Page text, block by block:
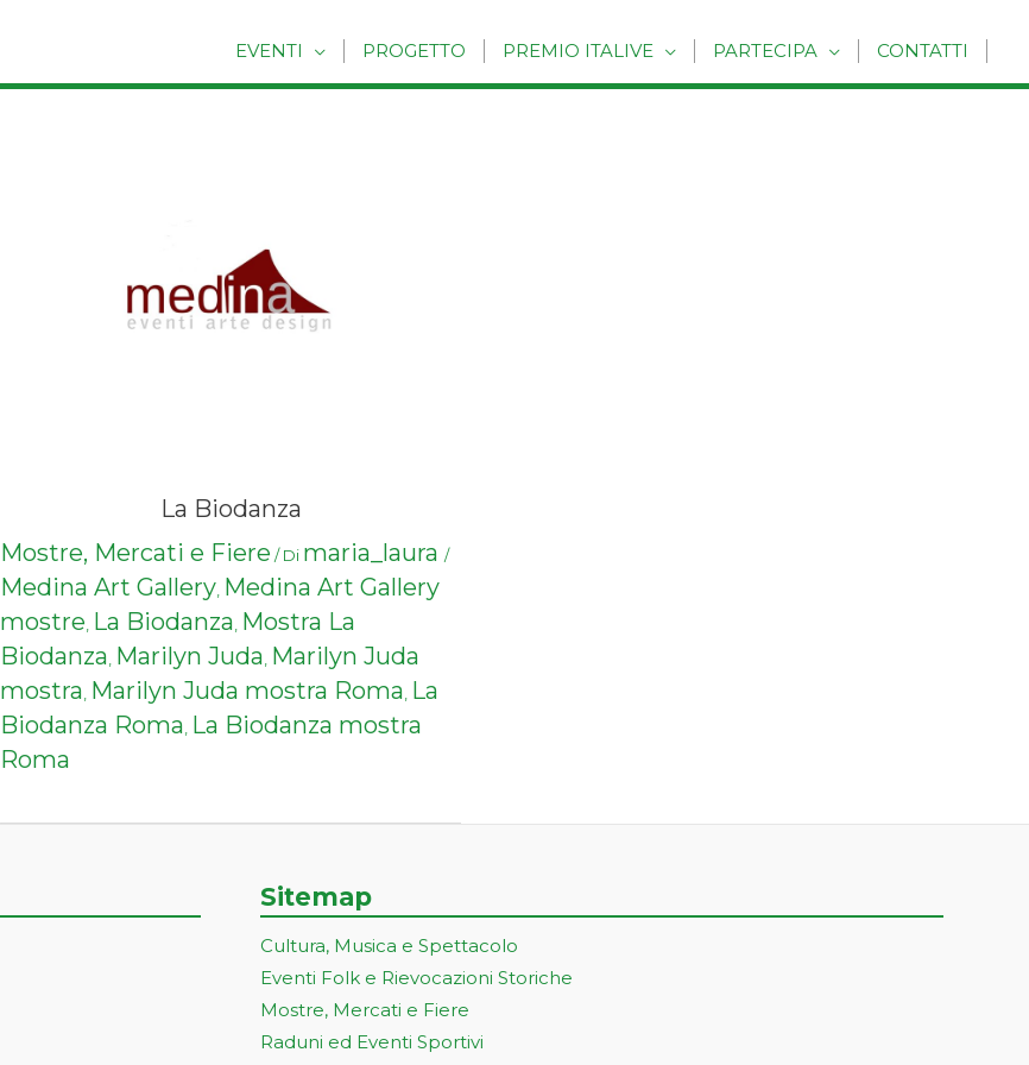
EVENTI PROGETTO PREMIO ITALIVE PARTECIPA CONTATTI
La Biodanza
Mostre, Mercati e Fiere / Di maria_laura /
Medina Art Gallery, Medina Art Gallery
mostre, La Biodanza, Mostra La
Biodanza, Marilyn Juda, Marilyn Juda
mostra, Marilyn Juda mostra Roma, La
Biodanza Roma, La Biodanza mostra
Roma
Sitemap
Cultura, Musica e Spettacolo
Eventi Folk e Rievocazioni Storiche
Mostre, Mercati e Fiere
Raduni ed Eventi Sportivi